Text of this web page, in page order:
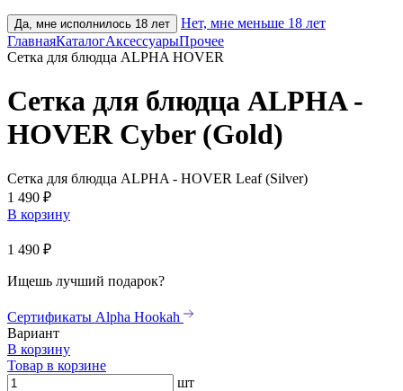
Да, мне исполнилось 18 лет
Нет, мне меньше 18 лет
ГлавнаяКаталогАксессуарыПрочее
Сетка для блюдца ALPHA HOVER
Сетка для блюдца ALPHA -
HOVER Cyber (Gold)
Сетка для блюдца ALPHA - HOVER Leaf (Silver)
1 490 ₽
В корзину
1 490 ₽
Ищешь лучший подарок?
Сертификаты Alpha Hookah
Вариант
В корзину
Товар в корзине
шт